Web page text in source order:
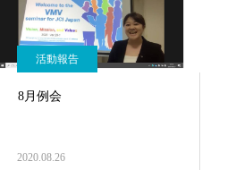
信条・使命・目標
活動報告
8月例会
2020.08.26